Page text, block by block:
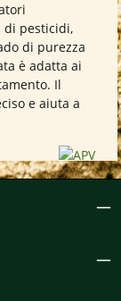
pesticidi,
di purezza
è adatta ai
Il
e aiuta a